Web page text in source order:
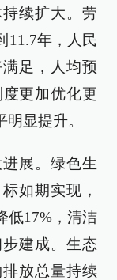
续扩大。劳
11.7年，人民
足，人均预
更加优化更
显提升。
展。绿色生
如期实现，
低17%，清洁
建成。生态
放总量持续